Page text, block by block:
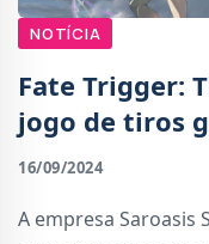
NOTÍCIA
Fate Trigger:
jogo de tiros
16/09/2024
A empresa Saroasis